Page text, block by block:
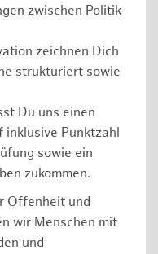
zwischen Politik
zeichnen Dich
strukturiert sowie
Du uns einen
inklusive Punktzahl
sowie ein
zukommen.
Offenheit und
wir Menschen mit
und